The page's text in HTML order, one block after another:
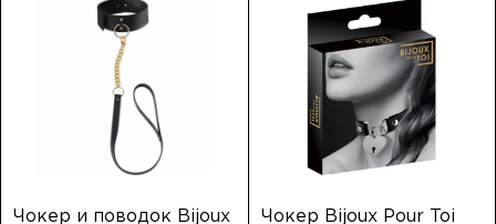
Чокер и поводок Bijoux
Чокер Bijoux Pour Toi